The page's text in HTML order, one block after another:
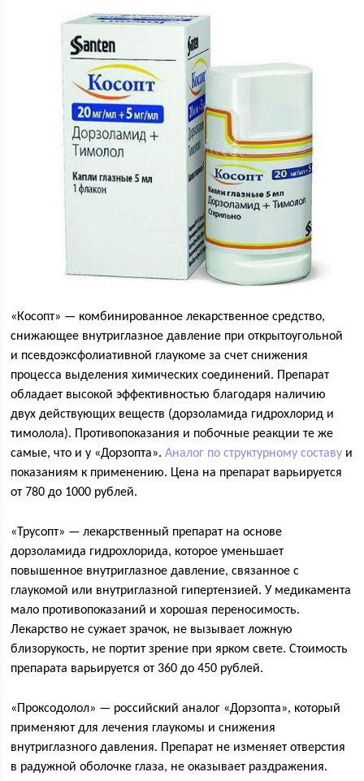
«Косопт» — комбинированное лекарственное средство,
снижающее внутриглазное давление при открытоугольной
и псевдоэксфолиативной глаукоме за счет снижения
процесса выделения химических соединений. Препарат
обладает высокой эффективностью благодаря наличию
двух действующих веществ (дорзоламида гидрохлорид и
тимолола). Противопоказания и побочные реакции те же
самые, что и у «Дорзопта».Аналог по структурному составу и
показаниям к применению. Цена на препарат варьируется
от 780 до 1000 рублей.
«Трусопт» — лекарственный препарат на основе
дорзоламида гидрохлорида, которое уменьшает
повышенное внутриглазное давление, связанное с
глаукомой или внутриглазной гипертензией. У медикамента
мало противопоказаний и хорошая переносимость.
Лекарство не сужает зрачок, не вызывает ложную
близорукость, не портит зрение при ярком свете. Стоимость
препарата варьируется от 360 до 450 рублей.
«Проксодолол» — российский аналог «Дорзопта», который
применяют для лечения глаукомы и снижения
внутриглазного давления. Препарат не изменяет отверстия
в радужной оболочке глаза, не оказывает раздражения.